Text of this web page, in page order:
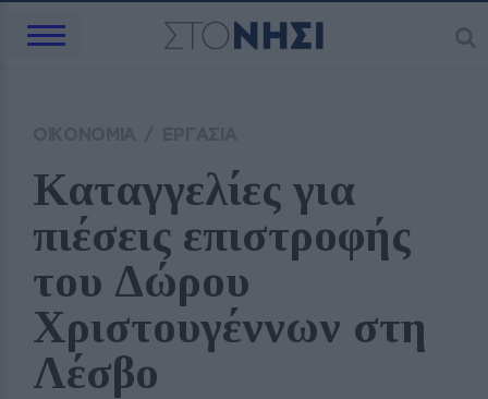
Καταγγελίες για
πιέσεις επιστροφής
του Δώρου
Χριστουγέννων στη
Λέσβο